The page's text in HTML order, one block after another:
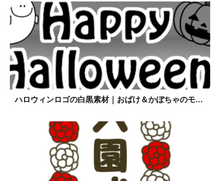
ハロウィンロゴの白黒素材｜おばけ＆かぼちゃのモ...